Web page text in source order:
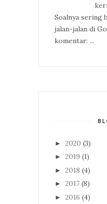
Soalnya sering
jalan-jalan di
komentar: ...
► 2020 (3)
► 2019 (1)
► 2018 (4)
► 2017 (8)
► 2016 (4)